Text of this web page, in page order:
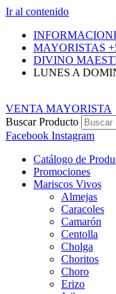
Ir al contenido
MAYORISTAS
DIVINO
LUNES A
VENTA MAYORISTA
Buscar Producto
Facebook Instagram
Catálogo de
Promociones
Mariscos Vivos
Almejas
Caracoles
Camarón
Centolla
Cholga
Choritos
Choro
Erizo